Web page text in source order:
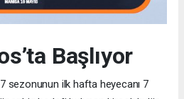
Başlıyor
sezonunun ilk hafta heyecanı 7